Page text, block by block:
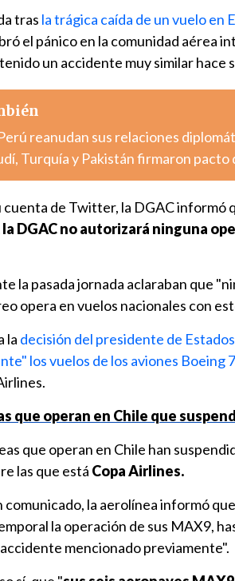
tras la trágica caída de un vuelo en
el pánico en la comunidad aérea
un accidente muy similar hace
reanudan sus relaciones
Turquía y Pakistán firmaron pacto
cuenta de Twitter, la DGAC informó
DGAC no autorizará ninguna
la pasada jornada aclaraban que
opera en vuelos nacionales con
la decisión del presidente de
los vuelos de los aviones Boeing
que operan en Chile que
que operan en Chile han
las que está Copa Airlines.
comunicado, la aerolínea informó
la operación de sus MAX9,
accidente mencionado previamente".